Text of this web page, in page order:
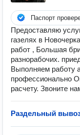
Паспорт
Предоставляю
газелях в
работ , Большая
разнорабочих.
Выполняем работу
профессионально
расчету. Звоните
Раздельный